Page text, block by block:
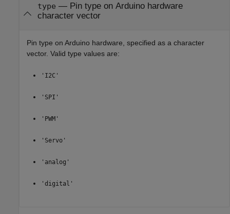
type — Pin type on Arduino hardware
character vector
Pin type on Arduino hardware, specified as a character
vector. Valid type values are:
'I2C'
'SPI'
'PWM'
'Servo'
'analog'
'digital'